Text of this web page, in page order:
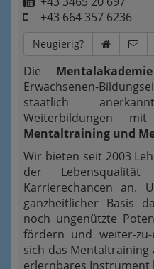
+43 664 357 6236
Neugierig?
Die
Erwachsenen-
staatlich
Weiterbildungen
Mentaltraining und
Wir bieten seit 2003
der
Karrierechancen an.
ganzheitlicher Basis
noch ungenützte
fördern und weiter-
sich das
erlernbares Instrument